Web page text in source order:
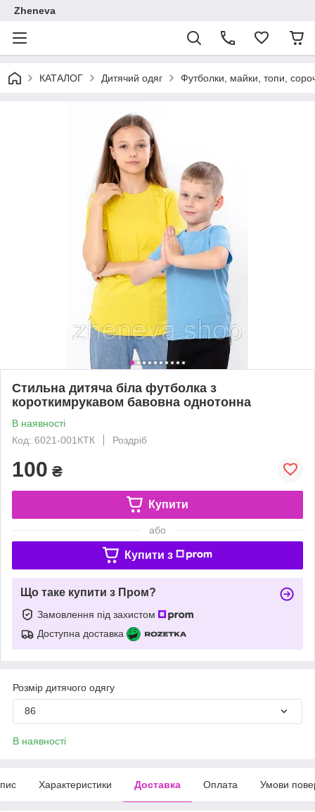
Zheneva
КАТАЛОГ Дитячий одяг Футболки, майки, топи,
Стильна дитяча біла футболка з
короткимрукавом бавовна однотонна
В наявності
Код: 6021-001КТК
Роздріб
100 ₴
Купити
або
Купити з
Що таке купити з Пром?
Замовлення під захистом
Доступна доставка
Розмір дитячого одягу
86
В наявності
Характеристики Доставка Оплата Умови